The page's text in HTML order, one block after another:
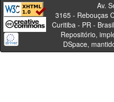
Av. Sete
3165 - Rebouças
Curitiba -
Repositório,
DSpace,